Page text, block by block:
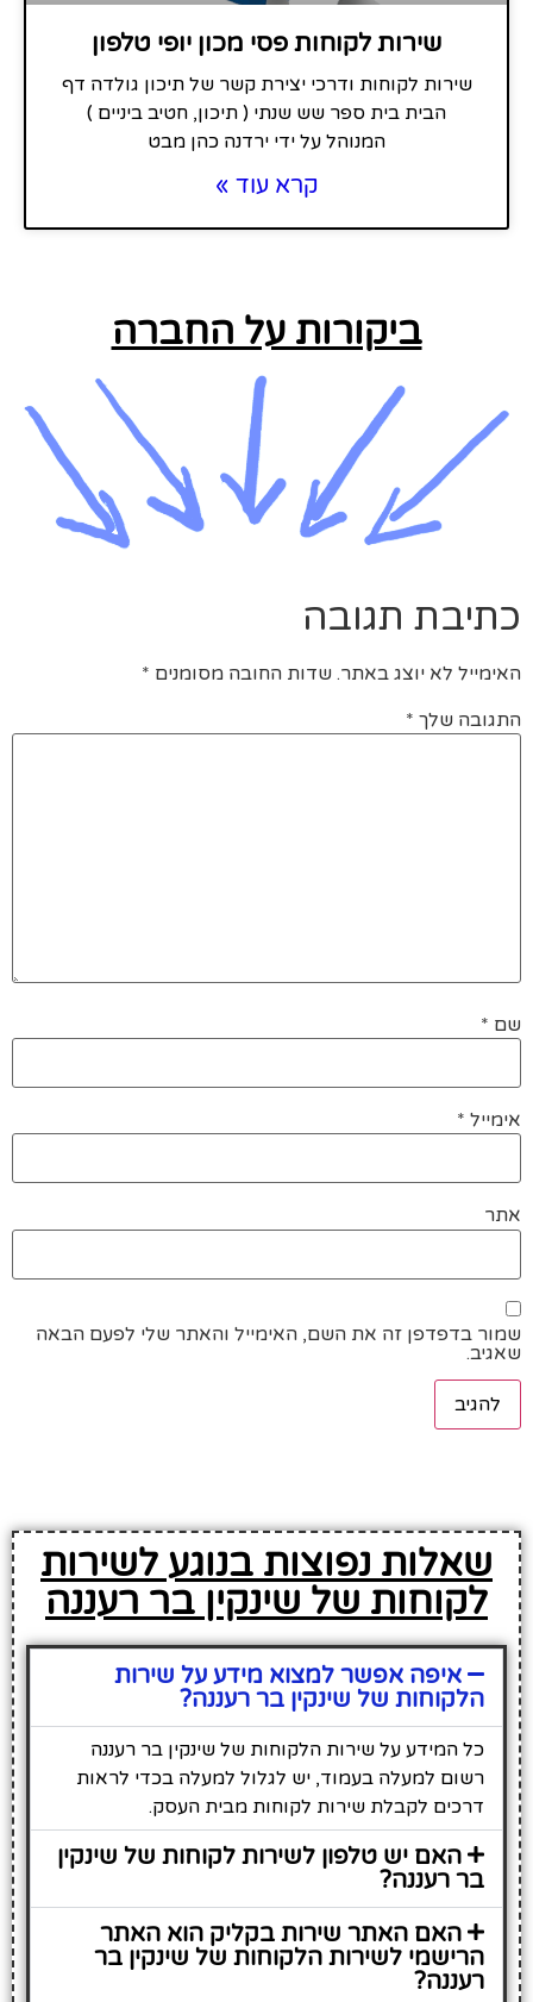
שירות לקוחות פסי מכון יופי טלפון
שירות לקוחות ודרכי יצירת קשר של תיכון גולדה דף
הבית בית ספר שש שנתי ( תיכון, חטיב ביניים )
המנוהל על ידי ירדנה כהן מבט
קרא עוד »
ביקורות על החברה
כתיבת תגובה
האימייל לא יוצג באתר. שדות החובה מסומנים *
התגובה שלך *
שם *
אימייל *
אתר
שמור בדפדפן זה את השם, האימייל והאתר שלי לפעם הבאה
שאגיב.
שאלות נפוצות בנוגע לשירות
לקוחות של שינקין בר רעננה
איפה אפשר למצוא מידע על שירות
הלקוחות של שינקין בר רעננה?
כל המידע על שירות הלקוחות של שינקין בר רעננה
רשום למעלה בעמוד, יש לגלול למעלה בכדי לראות
דרכים לקבלת שירות לקוחות מבית העסק.
האם יש טלפון לשירות לקוחות של שינקין
בר רעננה?
האם האתר שירות בקליק הוא האתר
הרישמי לשירות הלקוחות של שינקין בר
רעננה?